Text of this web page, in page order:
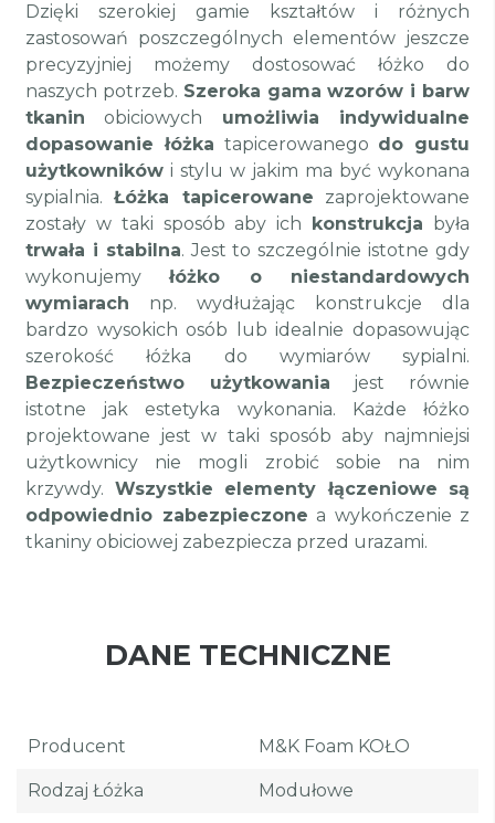
Dzięki szerokiej gamie kształtów i różnych
zastosowań poszczególnych elementów jeszcze
precyzyjniej możemy dostosować łóżko do
naszych potrzeb. Szeroka gama wzorów i barw
tkanin obiciowych umożliwia indywidualne
dopasowanie łóżka tapicerowanego do gustu
użytkowników i stylu w jakim ma być wykonana
sypialnia.Łóżka tapicerowane zaprojektowane
zostały w taki sposób aby ich
konstrukcja była
trwała i stabilna. Jest to szczególnie istotne gdy
wykonujemyłóżko o niestandardowych
wymiarach np. wydłużając konstrukcje dla
bardzo wysokich osób lub idealnie dopasowując
szerokość łóżka do wymiarów sypialni.
Bezpieczeństwo użytkowania jest równie
istotne jak estetyka wykonania. Każde łóżko
projektowane jest w taki sposób aby najmniejsi
użytkownicy nie mogli zrobić sobie na nim
krzywdy. Wszystkie elementy łączeniowe są
odpowiednio zabezpieczone a wykończenie z
tkaniny obiciowej zabezpiecza przed urazami.
DANE TECHNICZNE
Producent M&K Foam KOŁO
Rodzaj Łóżka Modułowe